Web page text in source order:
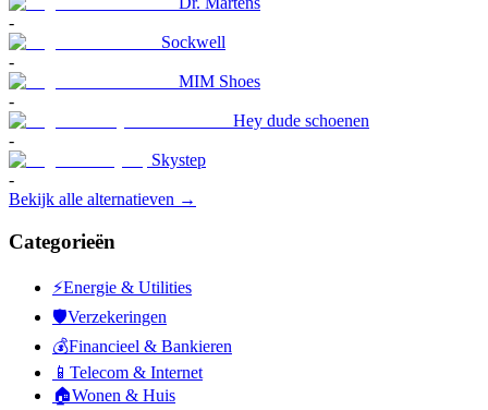
-
Sockwell
-
MIM Shoes
-
Hey dude schoenen
-
Skystep
-
Bekijk alle alternatieven →
Categorieën
⚡Energie & Utilities
🛡️Verzekeringen
💰Financieel & Bankieren
📱 Telecom & Internet
🏠Wonen & Huis